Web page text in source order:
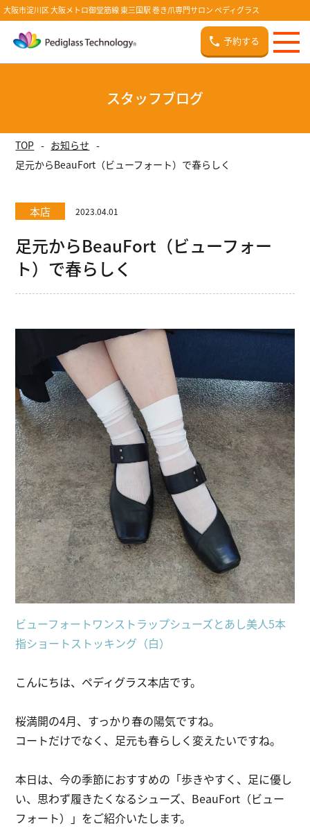
大阪市淀川区 大阪メトロ御堂筋線 東三国駅 巻き爪専門サロン ペディグラス
予約する
スタッフブログ
TOP
お知らせ
足元からBeauFort（ビューフォート）で春らしく
本店 2023.04.01
足元からBeauFort（ビューフォー
ト）で春らしく
ビューフォートワンストラップシューズとあし美人5本
指ショートストッキング（白）
こんにちは、ペディグラス本店です。
桜満開の4月、すっかり春の陽気ですね。
コートだけでなく、足元も春らしく変えたいですね。
本日は、今の季節におすすめの「歩きやすく、足に優し
い、思わず履きたくなるシューズ、BeauFort（ビュー
フォート）」をご紹介いたします。